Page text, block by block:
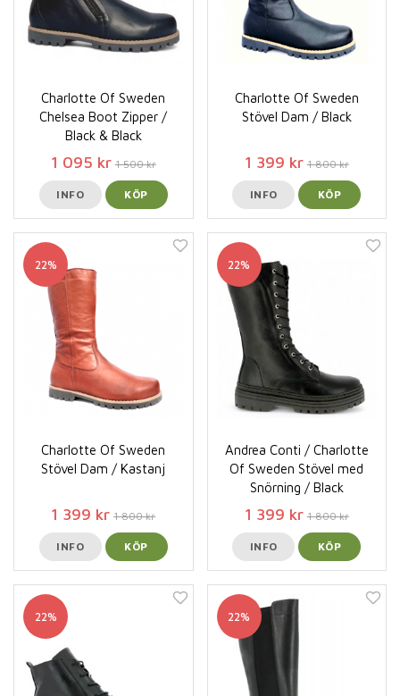
Charlotte Of Sweden
Chelsea Boot Zipper /
Black & Black
1 095 kr 1 500 kr
INFO KÖP
Charlotte Of Sweden
Stövel Dam / Black
1 399 kr 1 800 kr
INFO KÖP
22%
Charlotte Of Sweden
Stövel Dam / Kastanj
1 399 kr 1 800 kr
INFO KÖP
22%
Andrea Conti / Charlotte
Of Sweden Stövel med
Snörning / Black
1 399 kr 1 800 kr
INFO KÖP
22% 22%